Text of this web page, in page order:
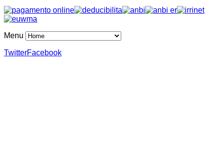
Menu
TwitterFacebook